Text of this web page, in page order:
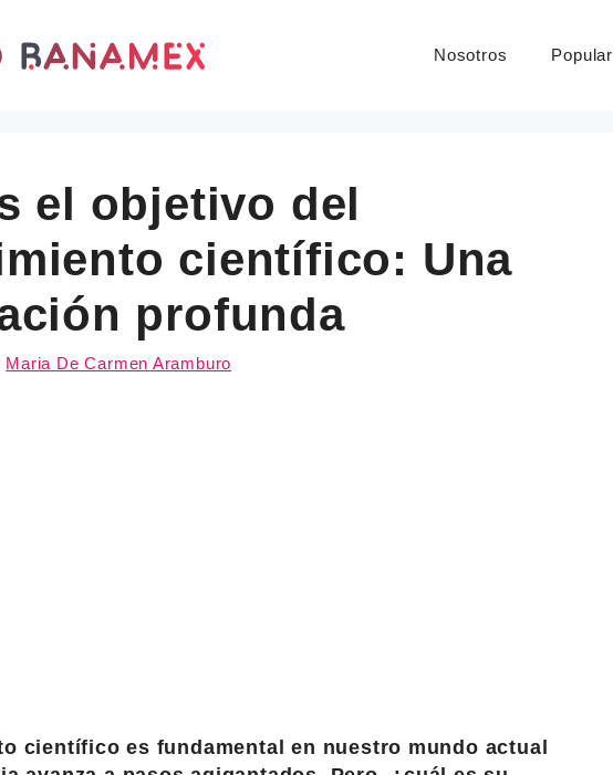
Nosotros Popular
el objetivo del
científico: Una
profunda
Maria De Carmen Aramburo
científico es fundamental en nuestro mundo actual